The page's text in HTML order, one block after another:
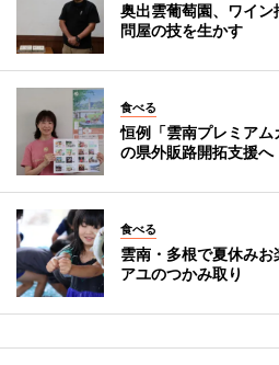
奥出雲葡萄園、ワイ
問屋の技を生かす
食べる
恒例「雲南プレミア
の県外販路開拓支援へ
食べる
雲南・多根で夏休み
アユのつかみ取り